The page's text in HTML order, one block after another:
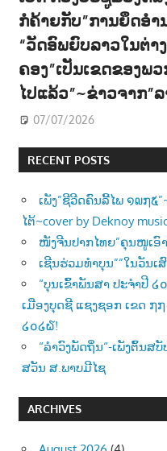
ກໍຄ້າຍກັບ”ການຍຶດອ
“ວັດອົພຍົບລາວໃນຕ່າ
ຄອງ”ເປັນເຂດຂອງພ
ໄປແລ້ວ”~ຂ່າວຈາກ
07/07/2026
RECENT POSTS
ເພັງ”ຊີວີດຄົນລີ້ໄພ ໑໙໗໕
ໄຕ້~cover by Deknoy
ໜັງຈີນປາກໄທຍ”ຄຸນໜູເອົ
ເຊີນຮ່ວມທຳບຸນ””ໃນວັນ
“ບຸນເຂົ້າພັນສາ ປະຈຳປີ
ເມືອງບຸດຊີ ແຊງຊອກ ເຂດ ໗
໒໐໒໖!
“ລຳວົງພັດຖິ່ນ“-ເພັງຕົ້ນສ
ສວັນ ສ.ພາບມີໄຊ
ARCHIVES